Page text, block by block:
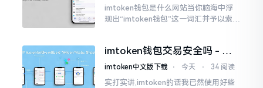
imtoken钱包是什么网站当你脑海中浮
现出“imtoken钱包”这一词汇并予以索求
我也曾短暂错愕
imtoken钱包交易安全吗 - 老
用户的一些心里话
imtoken中文版下载 ⋅ 今天 ⋅ 34 阅读
实打实讲,imtoken的话我已然使用好些